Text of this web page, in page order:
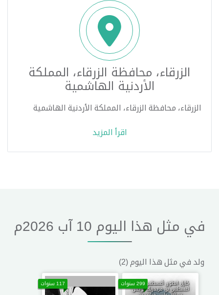
الزرقاء، محافظة الزرقاء، المملكة
الأردنية الهاشمية
الزرقاء، محافظة الزرقاء، المملكة الأردنية الهاشمية
اقرأ المزيد
في مثل هذا اليوم 10 آب 2026م
ولد في مثل هذا اليوم (2)
كارل انطون أغسطس بن بيتر
أغسطس بن فريدريك لويس
299 سنوات 117 سنوات